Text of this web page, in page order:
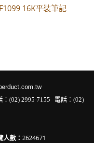
16K平裝筆記
(02) 2995-7155 電話：(02)
人數： 2624671